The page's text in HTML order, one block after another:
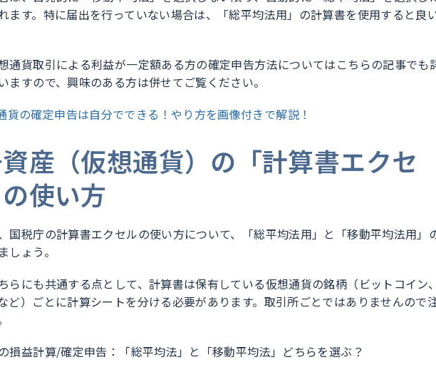
ます。特に届出を行っていない場合は、「総平均法用」の計算書を使用すると良
通貨取引による利益が一定額ある方の確定申告方法についてはこちらの記事でも
ますので、興味のある方は併せてご覧ください。
貨の確定申告は自分でできる！やり方を画像付きで解説！
産（仮想通貨）の「計算書エクセ
使い方
国税庁の計算書エクセルの使い方について、「総平均法用」と「移動平均法用」
しょう。
らにも共通する点として、計算書は保有している仮想通貨の銘柄（ビットコイン
ど）ごとに計算シートを分ける必要があります。取引所ごとではありませんので
損益計算/確定申告：「総平均法」と「移動平均法」どちらを選ぶ？